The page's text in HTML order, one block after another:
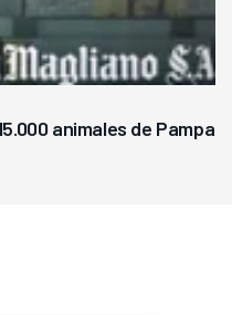
animales de Pampa